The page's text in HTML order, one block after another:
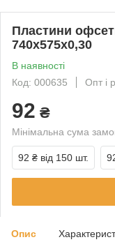
Пластини
740x575x0,30
В наявності
Код: 000635
Опт і
92 ₴
Мінімальна сума
92 ₴ від 150 шт.
Опис